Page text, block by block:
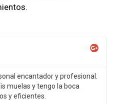
encantador y profesional.
muelas y tengo la boca
y eficientes.